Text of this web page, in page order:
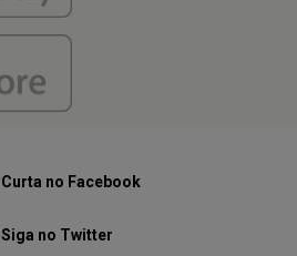
Curta no Facebook
Siga no Twitter